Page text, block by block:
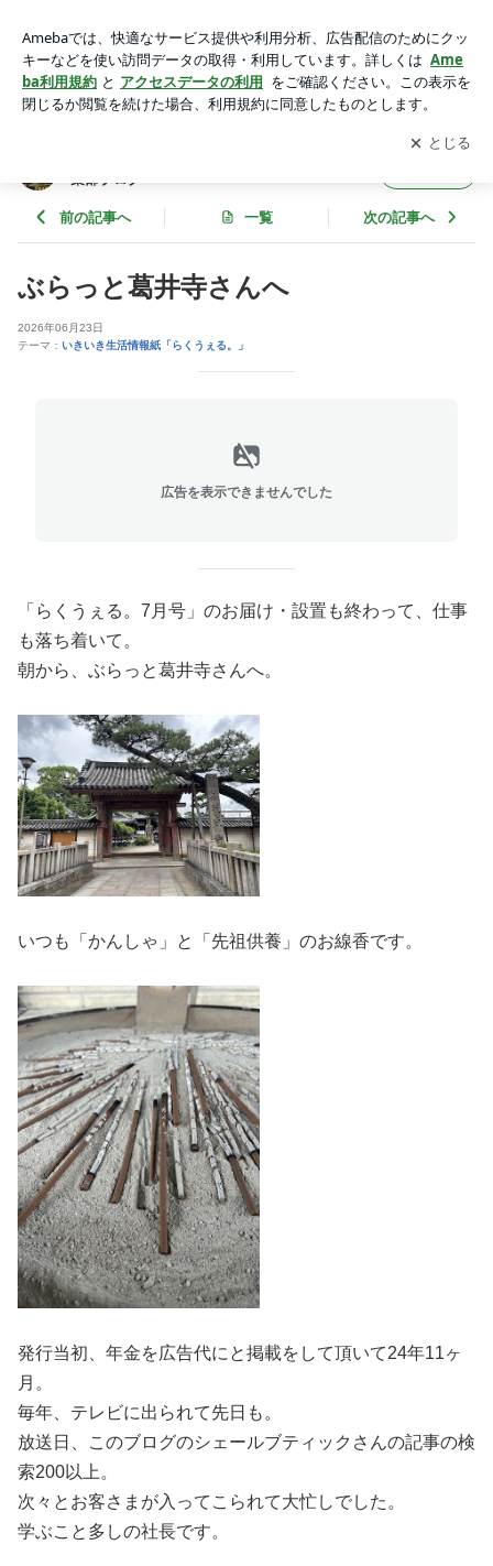
る。」 の編集部ブログ
アプリをダウンロードして ブログの更新通知
を受け取りまし
ょう。
開く
集部ブログ
前の記事へ 一覧 次の記事へ
ぶらっと葛井寺さんへ
2026年06月23日
テーマ： いきいき生活情報紙「らくうぇる。」
広告を表示できませんでした
「らくうぇる。7月号」のお届け・設置も終わって、仕事
も落ち着いて。
朝から、ぶらっと葛井寺さんへ。
いつも「かんしゃ」と「先祖供養」のお線香です。
発行当初、年金を広告代にと掲載をして頂いて24年11ヶ
月。
毎年、テレビに出られて先日も。
放送日、このブログのシェールブティックさんの記事の検
索200以上。
次々とお客さまが入ってこられて大忙しでした。
学ぶこと多しの社長です。